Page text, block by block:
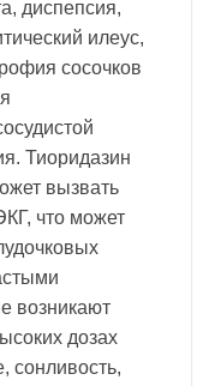
диспепсия,
илеус,
сосочков
Тиоридазин
вызвать
что может
возникают
дозах
сонливость,